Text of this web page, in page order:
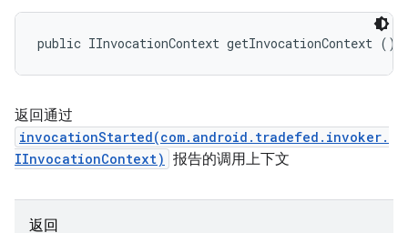
public IInvocationContext getInvocationContext ()
返回通过
invocationStarted(com.android.tradefed.invoker.
IInvocationContext) 报告的调用上下文
返回